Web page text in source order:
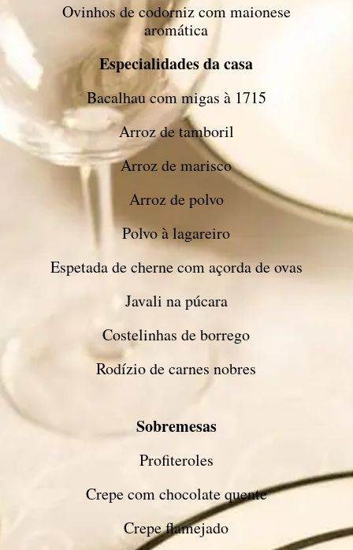
Ovinhos de codorniz com maionese
aromática
Especialidades da casa
Bacalhau com migas à 1715
Arroz de tamboril
Arroz de marisco
Arroz de polvo
Polvo à lagareiro
Espetada de cherne com açorda de ovas
Javali na púcara
Costelinhas de borrego
Rodízio de carnes nobres
Sobremesas
Profiteroles
Crepe com chocolate quente
Crepe flamejado